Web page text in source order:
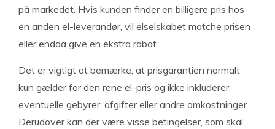
på markedet. Hvis kunden finder en billigere pris hos
en anden el-leverandør, vil elselskabet matche prisen
eller endda give en ekstra rabat.
Det er vigtigt at bemærke, at prisgarantien normalt
kun gælder for den rene el-pris og ikke inkluderer
eventuelle gebyrer, afgifter eller andre omkostninger.
Derudover kan der være visse betingelser, som skal